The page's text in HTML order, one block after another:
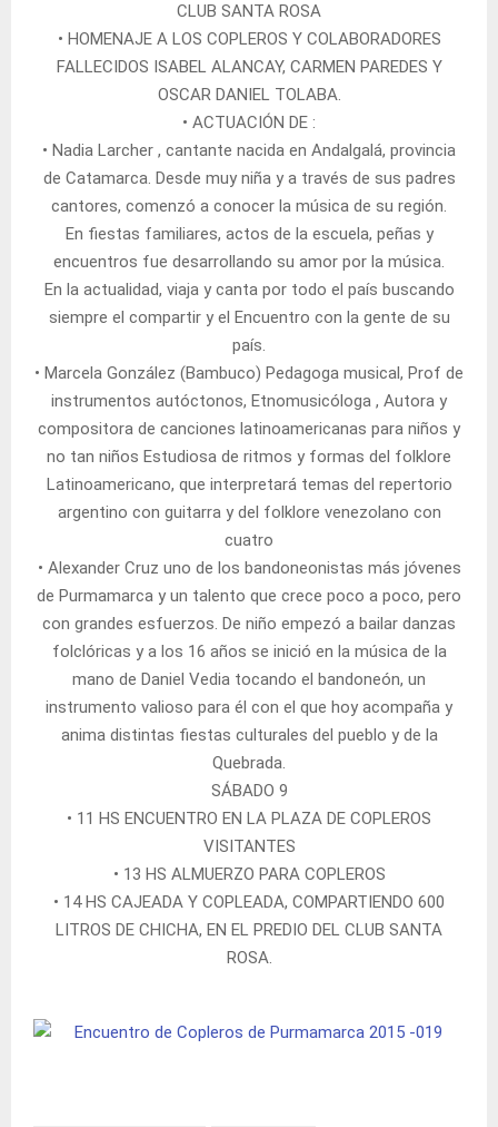
CLUB SANTA ROSA
• HOMENAJE A LOS COPLEROS Y COLABORADORES
FALLECIDOS ISABEL ALANCAY, CARMEN PAREDES Y
OSCAR DANIEL TOLABA.
• ACTUACIÓN DE :
• Nadia Larcher , cantante nacida en Andalgalá, provincia
de Catamarca. Desde muy niña y a través de sus padres
cantores, comenzó a conocer la música de su región.
En fiestas familiares, actos de la escuela, peñas y
encuentros fue desarrollando su amor por la música.
En la actualidad, viaja y canta por todo el país buscando
siempre el compartir y el Encuentro con la gente de su
país.
• Marcela González (Bambuco) Pedagoga musical, Prof de
instrumentos autóctonos, Etnomusicóloga , Autora y
compositora de canciones latinoamericanas para niños y
no tan niños Estudiosa de ritmos y formas del folklore
Latinoamericano, que interpretará temas del repertorio
argentino con guitarra y del folklore venezolano con
cuatro
• Alexander Cruz uno de los bandoneonistas más jóvenes
de Purmamarca y un talento que crece poco a poco, pero
con grandes esfuerzos. De niño empezó a bailar danzas
folclóricas y a los 16 años se inició en la música de la
mano de Daniel Vedia tocando el bandoneón, un
instrumento valioso para él con el que hoy acompaña y
anima distintas fiestas culturales del pueblo y de la
Quebrada.
SÁBADO 9
• 11 HS ENCUENTRO EN LA PLAZA DE COPLEROS
VISITANTES
• 13 HS ALMUERZO PARA COPLEROS
• 14 HS CAJEADA Y COPLEADA, COMPARTIENDO 600
LITROS DE CHICHA, EN EL PREDIO DEL CLUB SANTA
ROSA.